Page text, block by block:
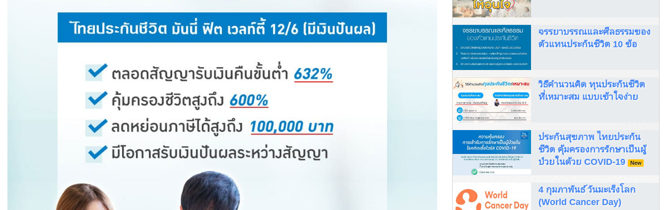
จรรยาบรรณและศีลธรรมของ
ตัวแทนประกันชีวิต 10 ข้อ
วิธีคำนวนคิด ทุนประกันชีวิต
ที่เหมาะสม แบบเข้าใจง่าย
ประกันสุขภาพ ไทยประกัน
ชีวิต คุ้มครองการรักษาเป็นผู้
ป่วยในด้วย COVID-19 New
4 กุมภาพันธ์ วันมะเร็งโลก
(World Cancer Day)